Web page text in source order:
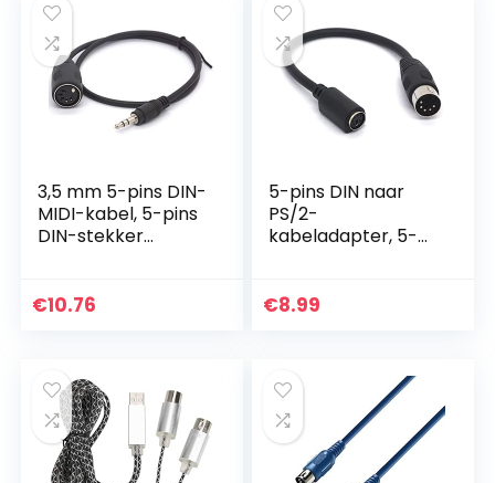
multimedia (1
meter)
3,5 mm 5-pins DIN-
MIDI-kabel, 5-pins
DIN-stekker
mannelijke jack
Multimedia (50 cm)
€10.76
5-pins DIN naar
PS/2-
kabeladapter, 5-
Din vrouwelijke
€8.99